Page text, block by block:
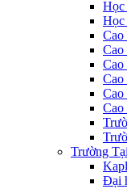
Học
Học
Cao
Cao
Cao
Cao
Trường
Đại